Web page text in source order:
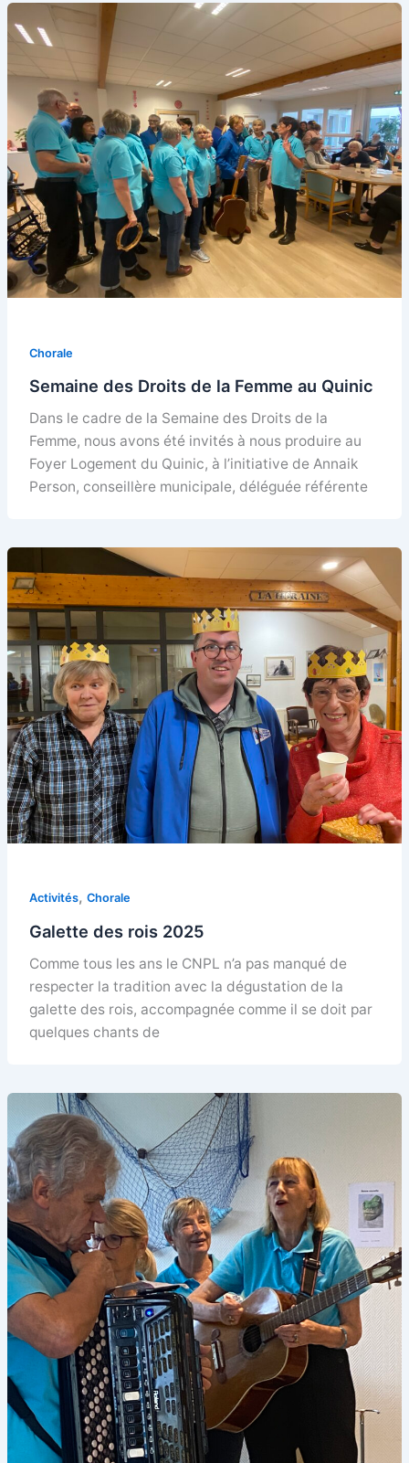
Chorale
Semaine des Droits de la Femme au Quinic
Dans le cadre de la Semaine des Droits de la
Femme, nous avons été invités à nous produire au
Foyer Logement du Quinic, à l’initiative de Annaik
Person, conseillère municipale, déléguée référente
Activités, Chorale
Galette des rois 2025
Comme tous les ans le CNPL n’a pas manqué de
respecter la tradition avec la dégustation de la
galette des rois, accompagnée comme il se doit par
quelques chants de